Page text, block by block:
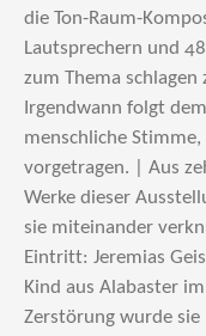
die Ton-Raum-
Lautsprechern und
zum Thema schlagen
Irgendwann folgt
menschliche Stimme,
vorgetragen. | Aus
Werke dieser
sie miteinander
Eintritt: Jeremias
Kind aus Alabaster
Zerstörung wurde